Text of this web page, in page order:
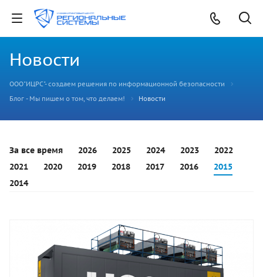
Новости
ООО"ИЦРС"- создаем решения по информационной безопасности
Блог - Мы пишем о том, что делаем!
Новости
За все время 2026 2025 2024 2023
2022
2021
2020 2019 2018 2017 2016
2015
2014